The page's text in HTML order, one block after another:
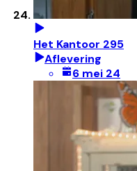
Het Kantoor 295
Aflevering
6 mei 24